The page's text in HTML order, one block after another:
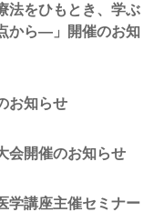
法をひもとき、学ぶ
から―」開催のお知
お知らせ
会開催のお知らせ
学講座主催セミナー